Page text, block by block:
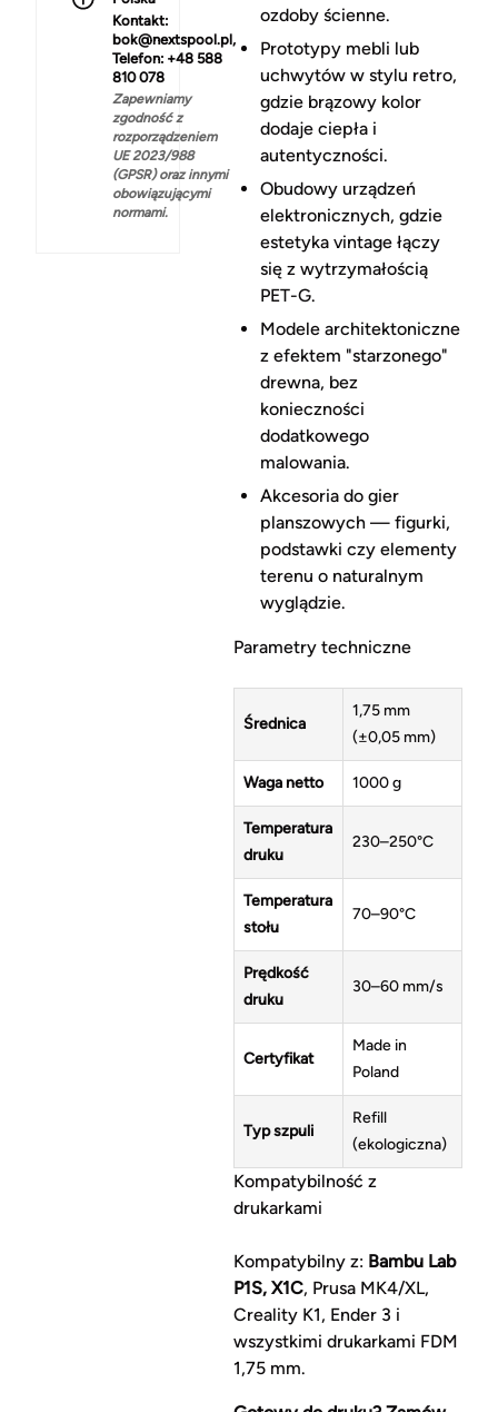
Kontakt:
bok@nextspool.pl,
Telefon: +48 588
810 078
Zapewniamy
zgodność z
rozporządzeniem
UE 2023/988
(GPSR) oraz innymi
obowiązującymi
normami.
ozdoby ścienne.
Prototypy mebli lub
uchwytów w stylu retro,
gdzie brązowy kolor
dodaje ciepła i
autentyczności.
Obudowy urządzeń
elektronicznych, gdzie
estetyka vintage łączy
się z wytrzymałością
PET-G.
Modele architektoniczne
z efektem "starzonego"
drewna, bez
konieczności
dodatkowego
malowania.
Akcesoria do gier
planszowych — figurki,
podstawki czy elementy
terenu o naturalnym
wyglądzie.
Parametry techniczne
Średnica
1,75 mm
(±0,05 mm)
Waga netto 1000 g
Temperatura
druku
230–250°C
Temperatura
stołu
70–90°C
Prędkość
druku
30–60 mm/s
Certyfikat
Made in
Poland
Typ szpuli
Refill
(ekologiczna)
Kompatybilność z
drukarkami
Kompatybilny z: Bambu Lab
P1S, X1C, Prusa MK4/XL,
Creality K1, Ender 3 i
wszystkimi drukarkami FDM
1,75 mm.